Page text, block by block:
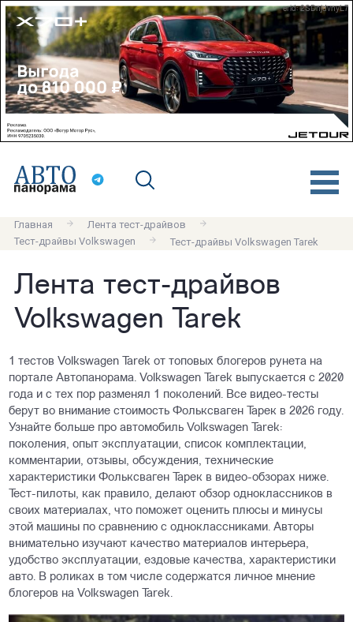
erid: 2SDnjdvnyL7
Главная
Лента тест-драйвов
Тест-драйвы Volkswagen
Тест-драйвы Volkswagen Tarek
Лента тест-драйвов
Volkswagen Tarek
1 тестов Volkswagen Tarek от топовых блогеров рунета на
портале Автопанорама. Volkswagen Tarek выпускается с 2020
года и с тех пор разменял 1 поколений. Все видео-тесты
берут во внимание стоимость Фольксваген Тарек в 2026 году.
Узнайте больше про автомобиль Volkswagen Tarek:
поколения, опыт эксплуатации, список комплектации,
комментарии, отзывы, обсуждения, технические
характеристики Фольксваген Тарек в видео-обзорах ниже.
Тест-пилоты, как правило, делают обзор одноклассников в
своих материалах, что поможет оценить плюсы и минусы
этой машины по сравнению с одноклассниками. Авторы
внимательно изучают качество материалов интерьера,
удобство эксплуатации, ездовые качества, характеристики
авто. В роликах в том числе содержатся личное мнение
блогеров на Volkswagen Tarek.